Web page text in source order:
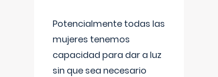
Potencialmente todas las
mujeres tenemos
capacidad para dar a luz
sin que sea necesario